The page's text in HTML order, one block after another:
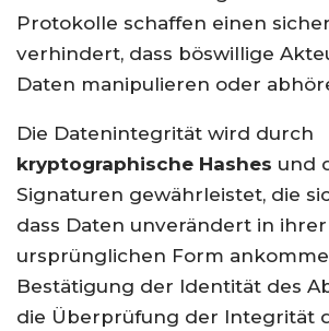
Protokolle schaffen einen
verhindert, dass böswillige
Daten manipulieren oder
Die Datenintegrität wird durch
kryptographische Hashes und
Signaturen gewährleistet, die
dass Daten unverändert in ihrer
ursprünglichen Form
Bestätigung der Identität des
die Überprüfung der Integrität